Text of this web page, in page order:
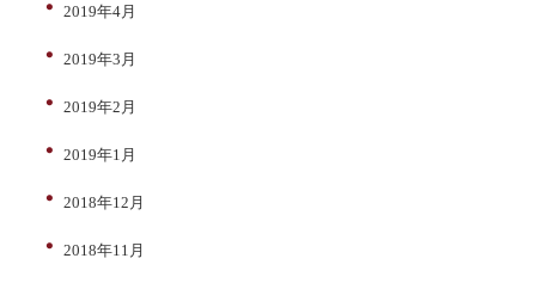
2019年4月
2019年3月
2019年2月
2019年1月
2018年12月
2018年11月